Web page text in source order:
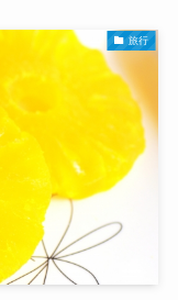
旅行